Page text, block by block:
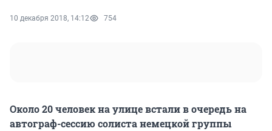
10 декабря 2018, 14:12 754
Около 20 человек на улице встали в очередь на
автограф-сессию солиста немецкой группы